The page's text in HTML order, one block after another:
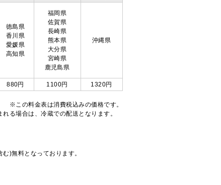
徳島県
香川県
愛媛県
高知県
福岡県
佐賀県
長崎県
熊本県
大分県
宮崎県
鹿児島県
沖縄県
880円 1100円 1320円
※この料金表は消費税込みの価格です。
る場合は、冷蔵での配送となります。
)無料となっております。